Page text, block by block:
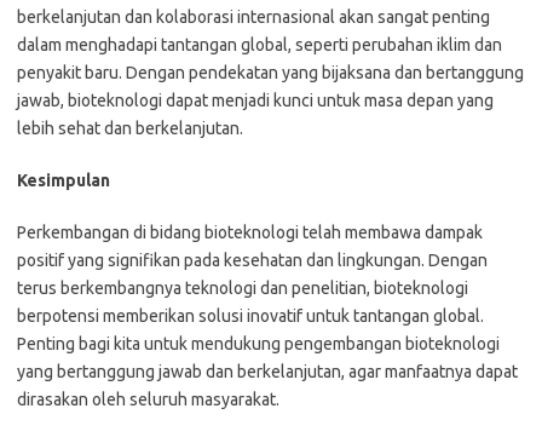
berkelanjutan dan kolaborasi internasional akan sangat penting
dalam menghadapi tantangan global, seperti perubahan iklim dan
penyakit baru. Dengan pendekatan yang bijaksana dan bertanggung
jawab, bioteknologi dapat menjadi kunci untuk masa depan yang
lebih sehat dan berkelanjutan.
Kesimpulan
Perkembangan di bidang bioteknologi telah membawa dampak
positif yang signifikan pada kesehatan dan lingkungan. Dengan
terus berkembangnya teknologi dan penelitian, bioteknologi
berpotensi memberikan solusi inovatif untuk tantangan global.
Penting bagi kita untuk mendukung pengembangan bioteknologi
yang bertanggung jawab dan berkelanjutan, agar manfaatnya dapat
dirasakan oleh seluruh masyarakat.